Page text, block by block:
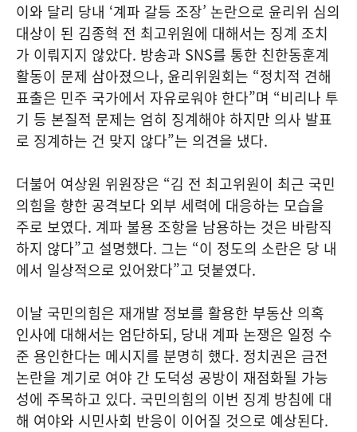
이와 달리 당내 ‘계파 갈등 조장’ 논란으로 윤리위 심의
대상이 된 김종혁 전 최고위원에 대해서는 징계 조치
가 이뤄지지 않았다. 방송과 SNS를 통한 친한동훈계
활동이 문제 삼아졌으나, 윤리위원회는 “정치적 견해
표출은 민주 국가에서 자유로워야 한다”며 “비리나 투
기 등 본질적 문제는 엄히 징계해야 하지만 의사 발표
로 징계하는 건 맞지 않다”는 의견을 냈다.
더불어 여상원 위원장은 “김 전 최고위원이 최근 국민
의힘을 향한 공격보다 외부 세력에 대응하는 모습을
주로 보였다. 계파 불용 조항을 남용하는 것은 바람직
하지 않다”고 설명했다. 그는 “이 정도의 소란은 당 내
에서 일상적으로 있어왔다”고 덧붙였다.
이날 국민의힘은 재개발 정보를 활용한 부동산 의혹
인사에 대해서는 엄단하되, 당내 계파 논쟁은 일정 수
준 용인한다는 메시지를 분명히 했다. 정치권은 금전
논란을 계기로 여야 간 도덕성 공방이 재점화될 가능
성에 주목하고 있다. 국민의힘의 이번 징계 방침에 대
해 여야와 시민사회 반응이 이어질 것으로 예상된다.